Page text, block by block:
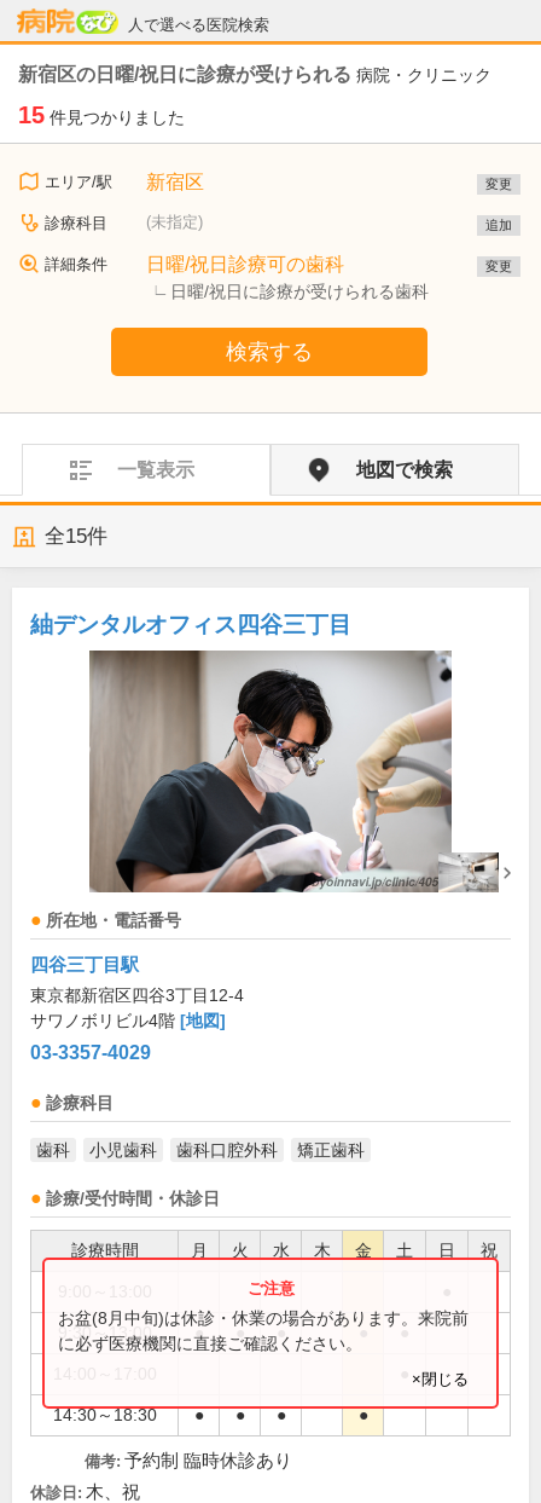
人で選べる医院検索
病院なび
新宿区の日曜/祝日に診療が受けられる 病院・クリニック
15 件見つかりました
エリア/駅 新宿区 変更
診療科目 (未指定) 追加
詳細条件 日曜/祝日診療可の歯科
日曜/祝日に診療が受けられる歯科
変更
検索する
一覧表示 地図で検索
全15件
紬デンタルオフィス四谷三丁目
所在地・電話番号
四谷三丁目駅
東京都新宿区四谷3丁目12-4
サワノボリビル4階 [地図]
03-3357-4029
診療科目
歯科 小児歯科 歯科口腔外科 矯正歯科
診療/受付時間・休診日
診療時間 月 火 水 木 金 土 日 祝
9:30～13:00 ● ● ● ● ●
14:30～18:30 ● ● ● ●
お盆(8月中旬)は休診・休業の場合があります。来院前
に必ず医療機関に直接ご確認ください。
×閉じる
備考: 予約制 臨時休診あり
休診日: 木、祝